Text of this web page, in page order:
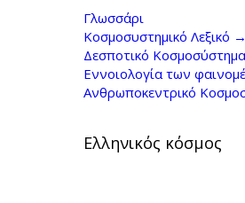
Γλωσσάρι
Κοσμοσυστημικό Λεξικό →
Δεσποτικό
Εννοιολογία των
Ανθρωποκεντρικό
Ελληνικός κόσμος
Ελλάδας -